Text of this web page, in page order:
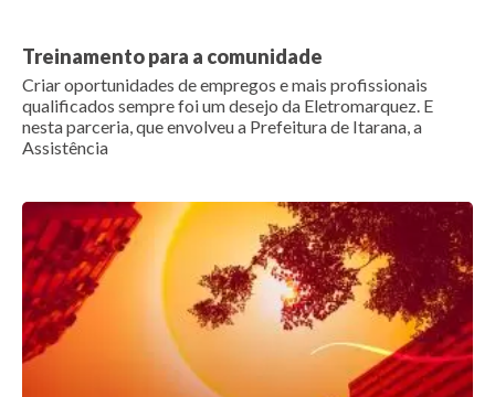
Treinamento para a comunidade
Criar oportunidades de empregos e mais profissionais
qualificados sempre foi um desejo da Eletromarquez. E
nesta parceria, que envolveu a Prefeitura de Itarana, a
Assistência